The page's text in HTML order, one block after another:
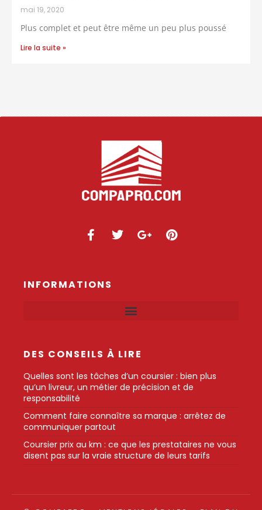
mai 19, 2020
Plus complet et peut être même un peu plus poussé
Lire la suite »
INFORMATIONS
DES CONSEILS À LIRE
Quelles sont les tâches d’un coursier : bien plus
qu’un livreur, un métier de précision et de
responsabilité
Comment faire connaître sa marque : arrêtez de
communiquer partout
Coursier prix au km : ce que les prestataires ne vous
disent pas sur la vraie structure de leurs tarifs